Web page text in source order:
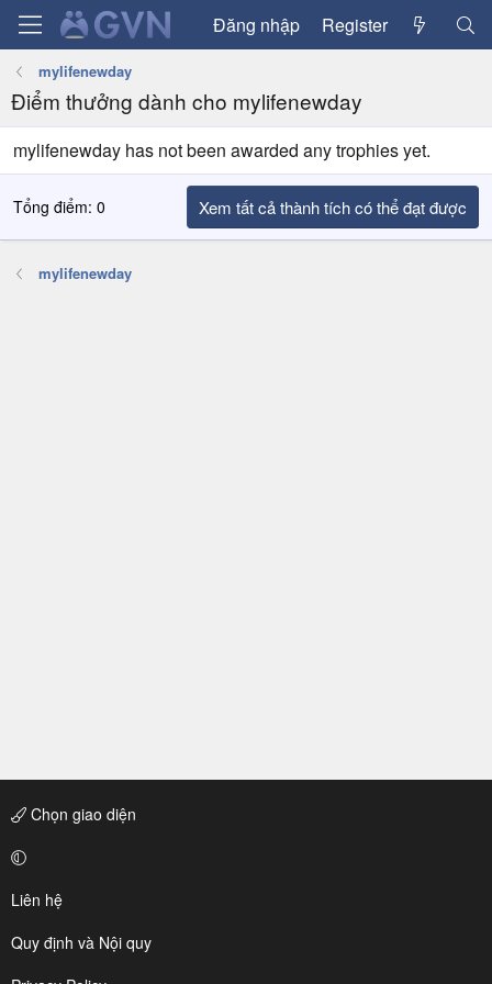
Đăng nhập Register
mylifenewday
Điểm thưởng dành cho mylifenewday
mylifenewday has not been awarded any trophies yet.
Tổng điểm: 0 Xem tất cả thành tích có thể đạt được
mylifenewday
Chọn giao diện
Liên hệ
Quy định và Nội quy